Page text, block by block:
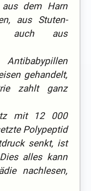
aus dem Harn
aus Stuten-
auch aus
gehandelt,
zahlt ganz
mit 12 000
Polypeptid
senkt, ist
alles kann
nachlesen,